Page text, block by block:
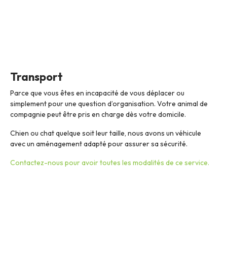
Transport
Parce que vous êtes en incapacité de vous déplacer ou
simplement pour une question d’organisation. Votre animal de
compagnie peut être pris en charge dès votre domicile.
Chien ou chat quelque soit leur taille, nous avons un véhicule
avec un aménagement adapté pour assurer sa sécurité.
Contactez-nous pour avoir toutes les modalités de ce service.